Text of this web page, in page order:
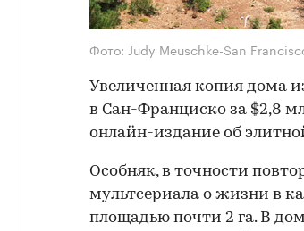
Фото: Judy Meuschke-San
Увеличенная копия дома
в Сан-Франциско за $2,8
онлайн-издание об
Особняк, в точности
мультсериала о жизни в
площадью почти 2 га. В